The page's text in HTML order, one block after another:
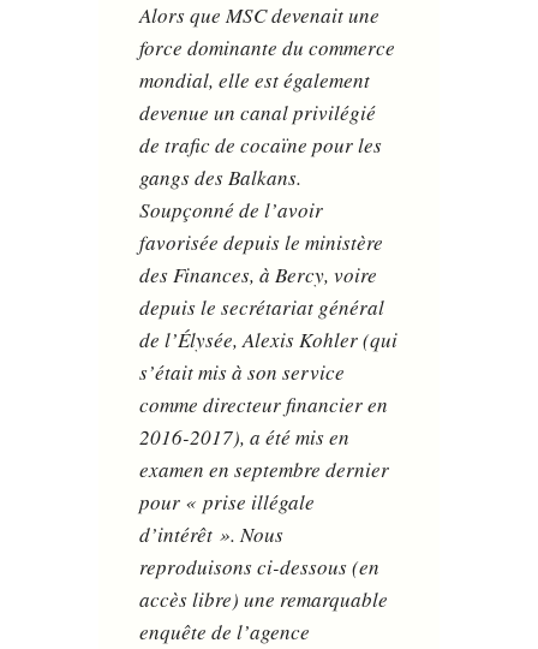
Alors que MSC devenait une
force dominante du commerce
mondial, elle est également
devenue un canal privilégié
de trafic de cocaïne pour les
gangs des Balkans.
Soupçonné de l’avoir
favorisée depuis le ministère
des Finances, à Bercy, voire
depuis le secrétariat général
de l’Élysée, Alexis Kohler (qui
s’était mis à son service
comme directeur financier en
2016-2017), a été mis en
examen en septembre dernier
pour « prise illégale
d’intérêt ». Nous
reproduisons ci-dessous (en
accès libre) une remarquable
enquête de l’agence